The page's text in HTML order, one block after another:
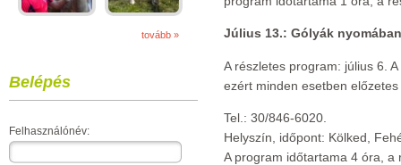
tovább »
Belépés
Felhasználónév:
Július 13.: Gólyák
A részletes program: július 6.
ezért minden esetben
Tel.: 30/846-6020.
Helyszín, időpont: Kölked,
A program időtartama 4 óra,